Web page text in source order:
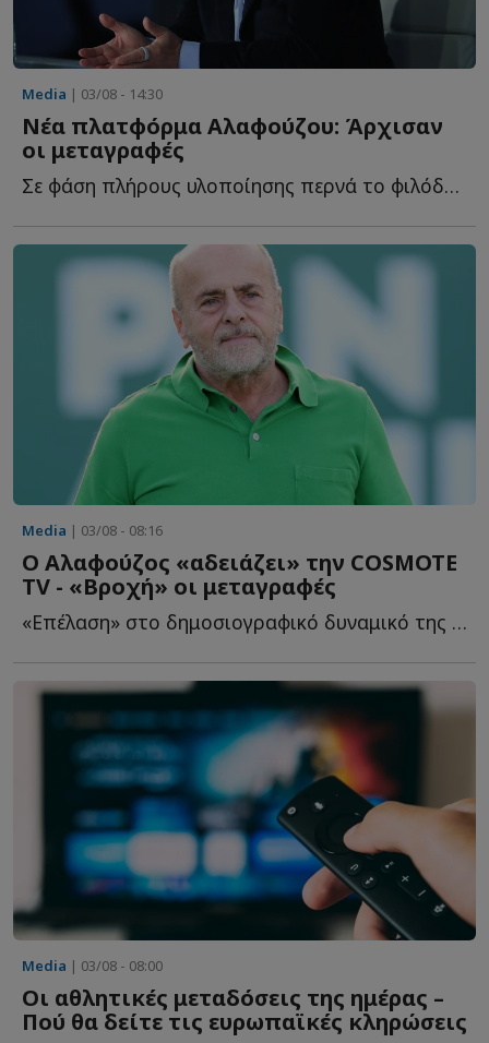
Media | 03/08 - 14:30
Νέα πλατφόρμα Αλαφούζου: Άρχισαν
οι μεταγραφές
Σε φάση πλήρους υλοποίησης περνά το φιλόδοξο εγχείρημα τ...
Media | 03/08 - 08:16
Ο Αλαφούζος «αδειάζει» την COSMOTE
TV - «Βροχή» οι μεταγραφές
«Επέλαση» στο δημοσιογραφικό δυναμικό της Cosmote tv πραγματοποιεί ο...
Media | 03/08 - 08:00
Οι αθλητικές μεταδόσεις της ημέρας –
Πού θα δείτε τις ευρωπαϊκές κληρώσεις